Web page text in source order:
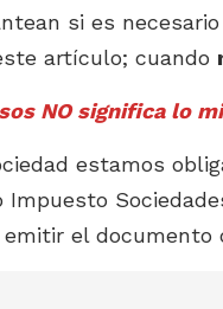
si es
artículo; cuando
NO significa lo
estamos
Impuesto
el documento